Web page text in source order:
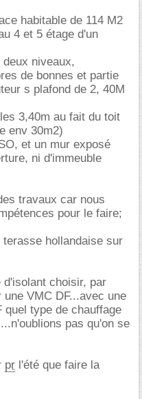
habitable de 114 M2
4 et 5 étage d'un
niveaux,
de bonnes et partie
s plafond de 2, 40M
3,40m au fait du toit
env 30m2)
et un mur exposé
ni d'immeuble
travaux car nous
pour le faire;
hollandaise sur
choisir, par
VMC DF...avec une
quel type de chauffage
pas qu'on se
pr l'été que faire la